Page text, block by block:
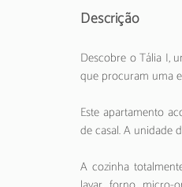
Descrição
Descobre o Tália I,
que procuram uma
Este apartamento
de casal. A unidade
A cozinha